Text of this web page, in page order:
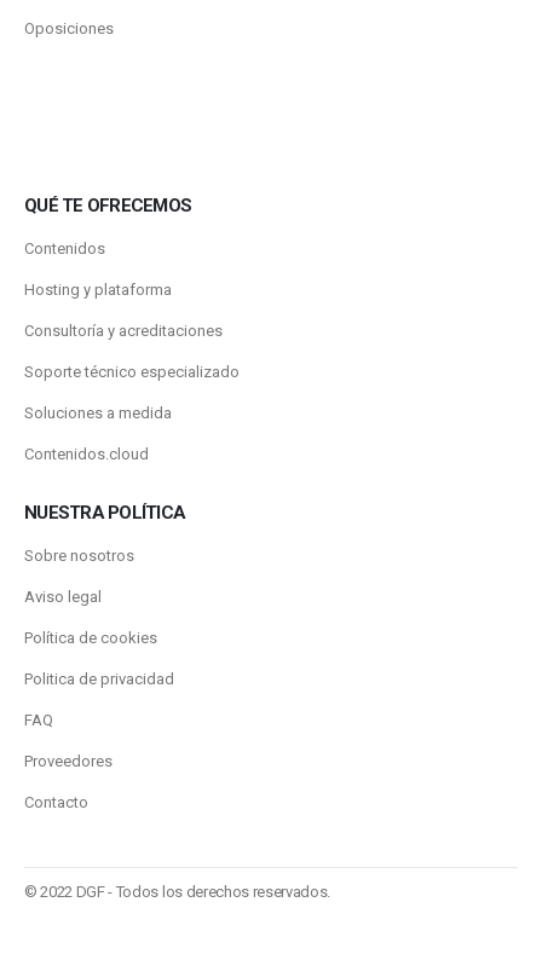
Oposiciones
QUÉ TE OFRECEMOS
Contenidos
Hosting y plataforma
Consultoría y acreditaciones
Soporte técnico especializado
Soluciones a medida
Contenidos.cloud
NUESTRA POLÍTICA
Sobre nosotros
Aviso legal
Política de cookies
Politica de privacidad
FAQ
Proveedores
Contacto
© 2022 DGF - Todos los derechos reservados.